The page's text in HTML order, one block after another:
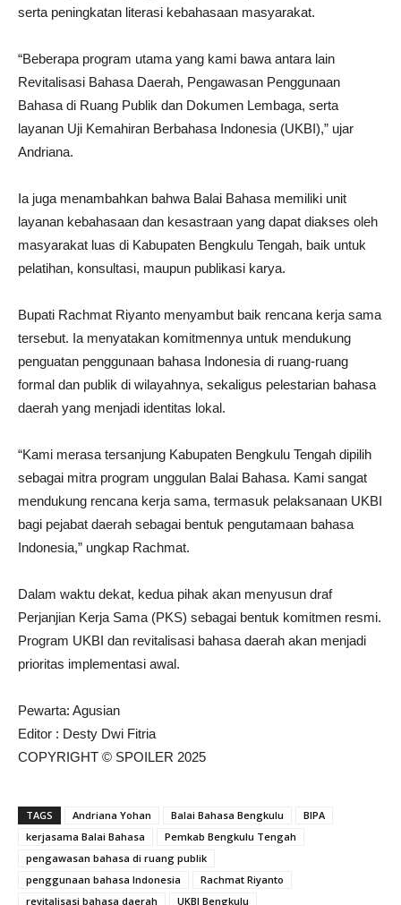
serta peningkatan literasi kebahasaan masyarakat.
“Beberapa program utama yang kami bawa antara lain
Revitalisasi Bahasa Daerah, Pengawasan Penggunaan
Bahasa di Ruang Publik dan Dokumen Lembaga, serta
layanan Uji Kemahiran Berbahasa Indonesia (UKBI),” ujar
Andriana.
Ia juga menambahkan bahwa Balai Bahasa memiliki unit
layanan kebahasaan dan kesastraan yang dapat diakses oleh
masyarakat luas di Kabupaten Bengkulu Tengah, baik untuk
pelatihan, konsultasi, maupun publikasi karya.
Bupati Rachmat Riyanto menyambut baik rencana kerja sama
tersebut. Ia menyatakan komitmennya untuk mendukung
penguatan penggunaan bahasa Indonesia di ruang-ruang
formal dan publik di wilayahnya, sekaligus pelestarian bahasa
daerah yang menjadi identitas lokal.
“Kami merasa tersanjung Kabupaten Bengkulu Tengah dipilih
sebagai mitra program unggulan Balai Bahasa. Kami sangat
mendukung rencana kerja sama, termasuk pelaksanaan UKBI
bagi pejabat daerah sebagai bentuk pengutamaan bahasa
Indonesia,” ungkap Rachmat.
Dalam waktu dekat, kedua pihak akan menyusun draf
Perjanjian Kerja Sama (PKS) sebagai bentuk komitmen resmi.
Program UKBI dan revitalisasi bahasa daerah akan menjadi
prioritas implementasi awal.
Pewarta: Agusian
Editor : Desty Dwi Fitria
COPYRIGHT © SPOILER 2025
TAGS Andriana Yohan Balai Bahasa Bengkulu
BIPA
kerjasama Balai Bahasa
Pemkab Bengkulu Tengah
pengawasan bahasa di ruang publik
penggunaan bahasa Indonesia
Rachmat Riyanto
revitalisasi bahasa daerah
UKBI Bengkulu